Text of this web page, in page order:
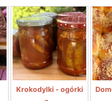
Krokodylki - ogórki